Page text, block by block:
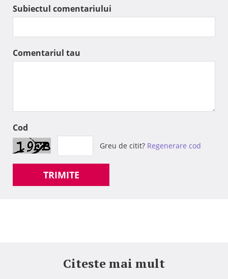
Subiectul comentariului
Comentariul tau
Cod
Greu de citit? Regenerare cod
TRIMITE
Citeste mai mult